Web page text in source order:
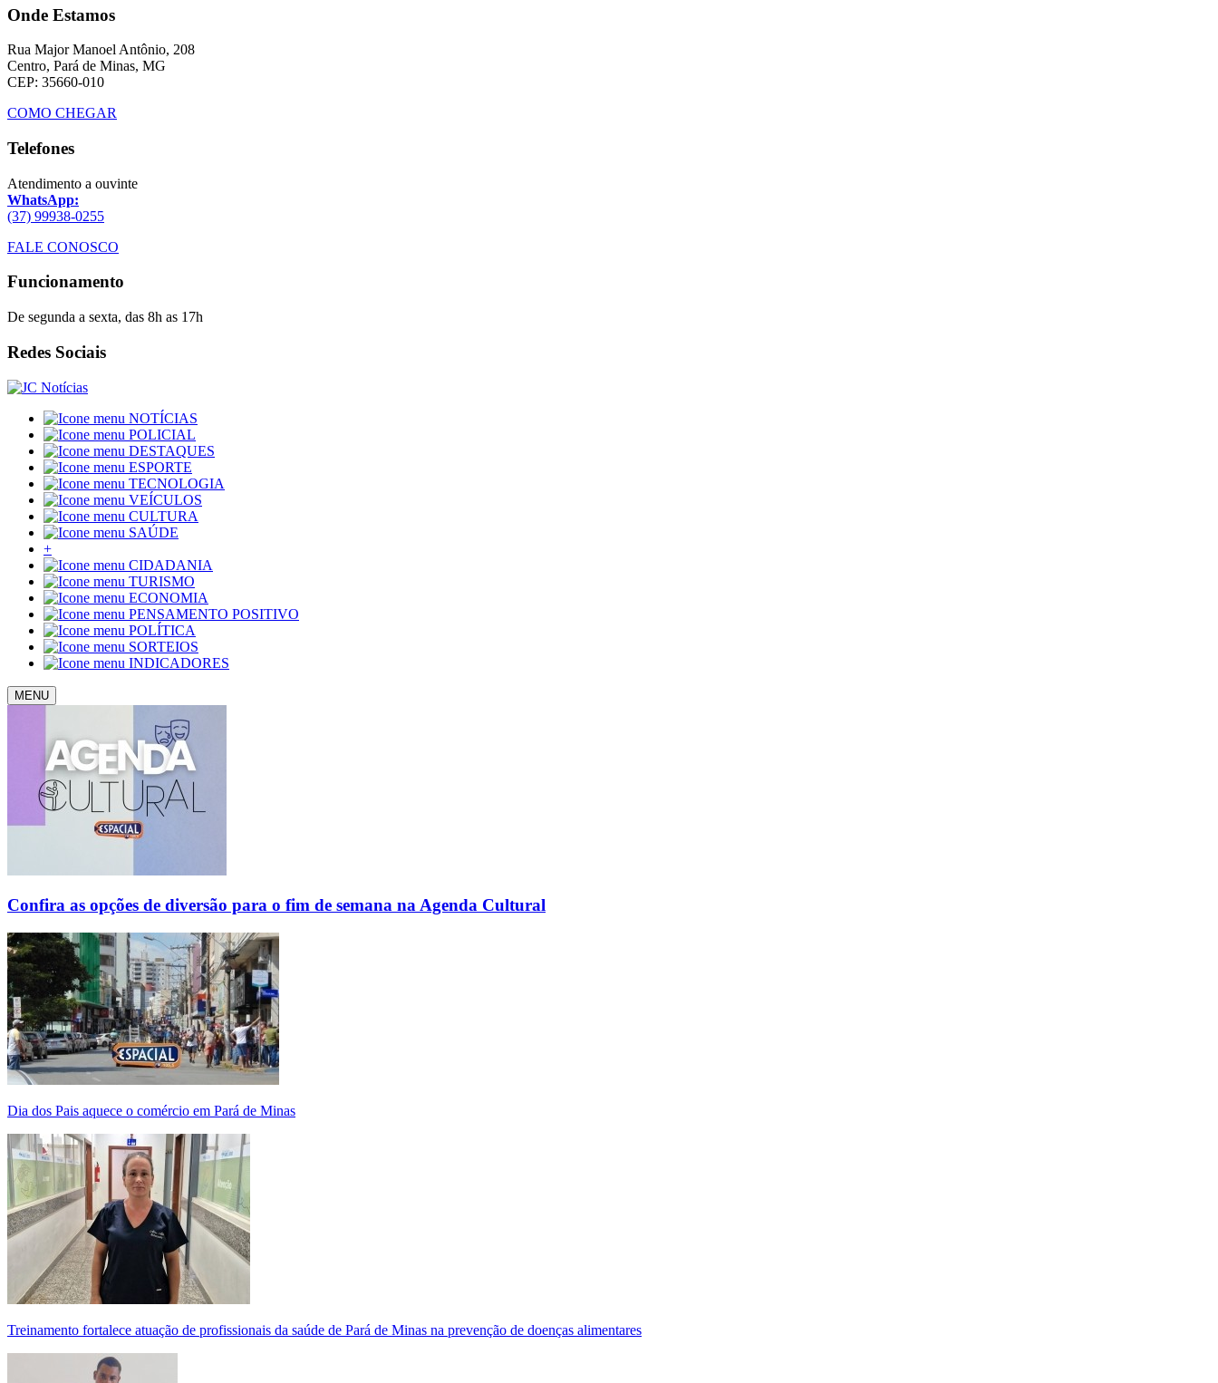
Onde Estamos
Rua Major Manoel Antônio, 208
Centro, Pará de Minas, MG
CEP: 35660-010
COMO CHEGAR
Telefones
Atendimento a ouvinte
WhatsApp:
(37) 99938-0255
FALE CONOSCO
Funcionamento
De segunda a sexta, das 8h as 17h
Redes Sociais
NOTÍCIAS
POLICIAL
DESTAQUES
ESPORTE
TECNOLOGIA
VEÍCULOS
CULTURA
SAÚDE
+
CIDADANIA
TURISMO
ECONOMIA
PENSAMENTO POSITIVO
POLÍTICA
SORTEIOS
INDICADORES
MENU
Confira as opções de diversão para o fim de semana na Agenda Cultural
Dia dos Pais aquece o comércio em Pará de Minas
Treinamento fortalece atuação de profissionais da saúde de Pará de Minas na prevenção de doenças alimentares